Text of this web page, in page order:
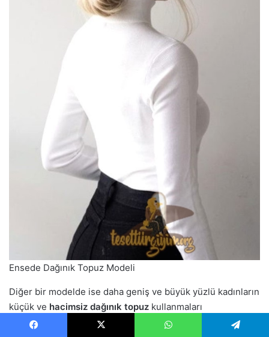
Ensede Dağınık Topuz Modeli
Diğer bir modelde ise daha geniş ve büyük yüzlü kadınların
küçük ve hacimsiz dağınık topuz kullanmaları
önerilmektedir. Böylece saçlar ortadaki büyüklüğü